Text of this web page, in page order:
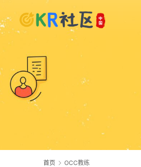
首页 OCC教练